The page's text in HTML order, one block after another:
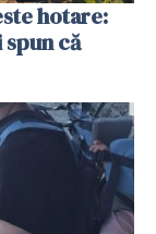
hotare:
că